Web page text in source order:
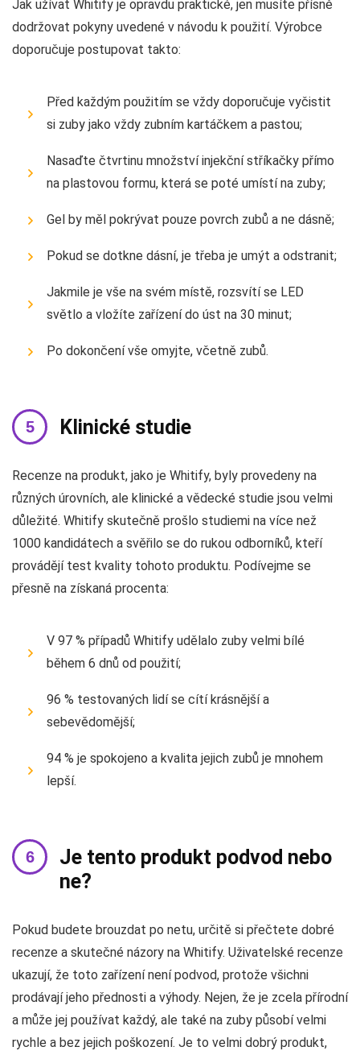
Jak užívat Whitify je opravdu praktické, jen musíte přísně
dodržovat pokyny uvedené v návodu k použití. Výrobce
doporučuje postupovat takto:
Před každým použitím se vždy doporučuje vyčistit
si zuby jako vždy zubním kartáčkem a pastou;
Nasaďte čtvrtinu množství injekční stříkačky přímo
na plastovou formu, která se poté umístí na zuby;
Gel by měl pokrývat pouze povrch zubů a ne dásně;
Pokud se dotkne dásní, je třeba je umýt a odstranit;
Jakmile je vše na svém místě, rozsvítí se LED
světlo a vložíte zařízení do úst na 30 minut;
Po dokončení vše omyjte, včetně zubů.
Klinické studie
Recenze na produkt, jako je Whitify, byly provedeny na
různých úrovních, ale klinické a vědecké studie jsou velmi
důležité. Whitify skutečně prošlo studiemi na více než
1000 kandidátech a svěřilo se do rukou odborníků, kteří
provádějí test kvality tohoto produktu. Podívejme se
přesně na získaná procenta:
V 97 % případů Whitify udělalo zuby velmi bílé
během 6 dnů od použití;
96 % testovaných lidí se cítí krásnější a
sebevědomější;
94 % je spokojeno a kvalita jejich zubů je mnohem
lepší.
Je tento produkt podvod nebo
ne?
Pokud budete brouzdat po netu, určitě si přečtete dobré
recenze a skutečné názory na Whitify. Uživatelské recenze
ukazují, že toto zařízení není podvod, protože všichni
prodávají jeho přednosti a výhody. Nejen, že je zcela přírodní
a může jej používat každý, ale také na zuby působí velmi
rychle a bez jejich poškození. Je to velmi dobrý produkt,